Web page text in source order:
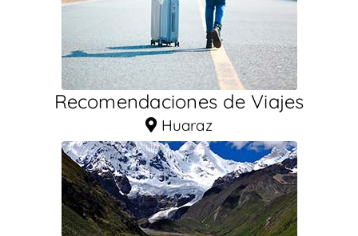
Recomendaciones de Viajes
Huaraz